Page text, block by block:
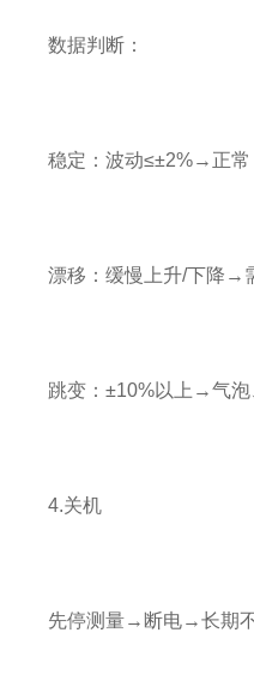
数据判断：
稳定：波动≤±2%→正常
漂移：缓慢上升/下降→
跳变：±10%以上→气泡
4.关机
先停测量→断电→长期不